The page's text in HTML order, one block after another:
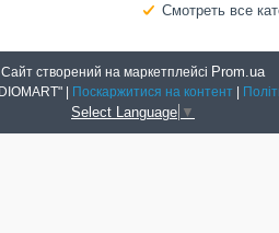
Смотреть все
Сайт створений на маркетплейсі Prom.ua
Поскаржитися на контент
Select Language ▼